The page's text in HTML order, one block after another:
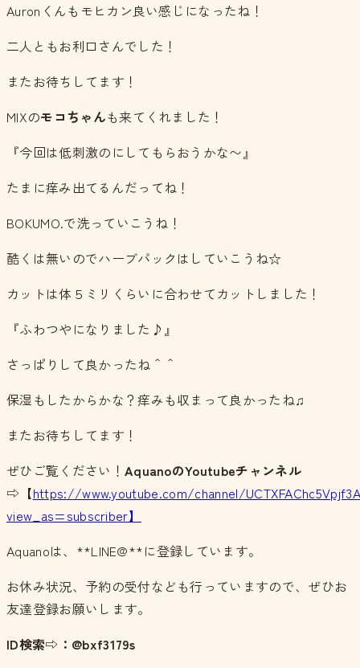
Auronくんもモヒカン良い感じになったね！
二人ともお利口さんでした！
またお待ちしてます！
MIXのモコちゃんも来てくれました！
『今回は低刺激のにしてもらおうかな〜』
たまに痒み出てるんだってね！
BOKUMO.で洗っていこうね！
酷くは無いのでハーブパックはしていこうね☆
カットは体５ミリくらいに合わせてカットしました！
『ふわつやになりました♪』
さっぱりして良かったね＾＾
保湿もしたからかな？痒みも収まって良かったね♫
またお待ちしてます！
ぜひご覧ください！ AquanoのYoutubeチャンネル
⇨【https://www.youtube.com/channel/
view_as=subscriber】
Aquanoは、**LINE@**に登録しています。
お休み状況、予約の受付なども行っていますので、ぜひお
友達登録お願いします。
ID検索⇨：@bxf3179s